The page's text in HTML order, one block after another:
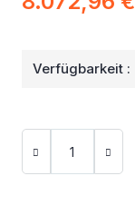
Verfügbarkeit :